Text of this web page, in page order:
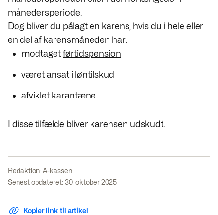
månedersperiode.
Dog bliver du pålagt en karens, hvis du i hele eller
en del af karensmåneden har:
modtagetførtidspension
været ansat i løntilskud
afviklet karantæne.
I disse tilfælde bliver karensen udskudt.
Redaktion: A-kassen
Senest opdateret: 30. oktober 2025
Kopier link til artikel